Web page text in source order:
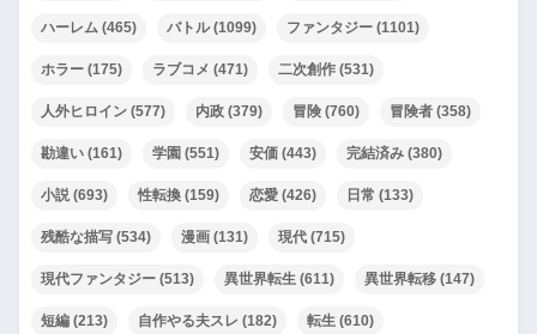
ハーレム (465) バトル(1099) ファンタジー (1101)
ホラー (175) ラブコメ (471) 二次創作 (531)
人外ヒロイン (577) 内政 (379) 冒険 (760) 冒険者 (358)
勘違い (161) 学園 (551) 安価 (443) 完結済み (380)
小説(693) 性転換 (159) 恋愛 (426) 日常 (133)
残酷な描写 (534) 漫画 (131) 現代 (715)
現代ファンタジー (513) 異世界転生 (611) 異世界転移 (147)
短編 (213) 自作やる夫スレ (182) 転生 (610)